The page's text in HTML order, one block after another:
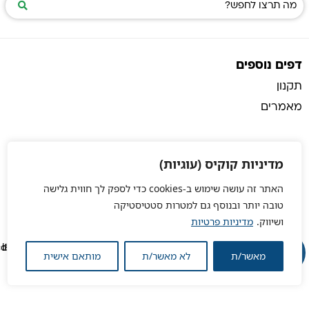
מדיניות קוקיס (עוגיות)
האתר זה עושה שימוש ב-cookies כדי לספק לך חווית גלישה
טובה יותר ובנוסף גם למטרות סטטיסטיקה
ושיווק. מדיניות פרטיות
מותאם אישית לא מאשר/ת מאשר/ת
דפים נוספים
תקנון
מאמרים